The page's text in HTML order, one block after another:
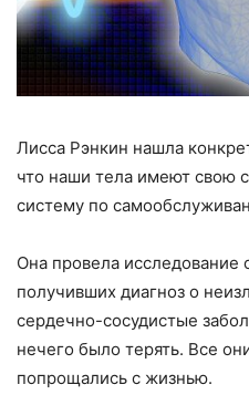
Лисса Рэнкин нашла
что наши тела имеют свою
систему по
Она провела исследование
получивших диагноз о
сердечно-сосудистые
нечего было терять. Все
попрощались с жизнью.